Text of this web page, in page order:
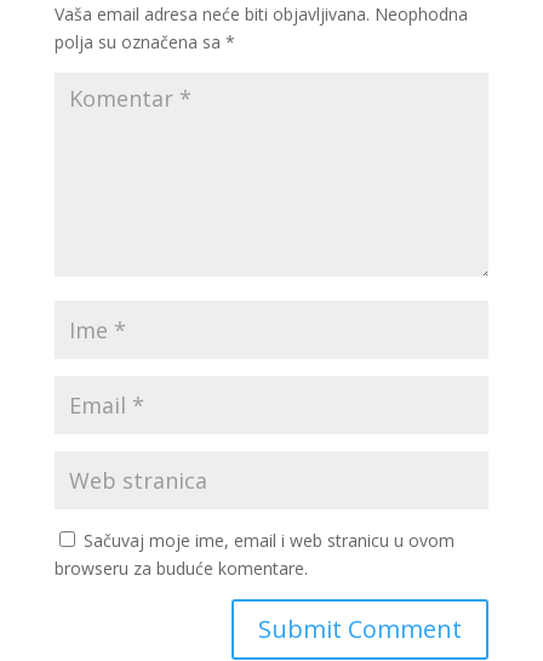
Vaša email adresa neće biti objavljivana. Neophodna
polja su označena sa *
Sačuvaj moje ime, email i web stranicu u ovom
browseru za buduće komentare.